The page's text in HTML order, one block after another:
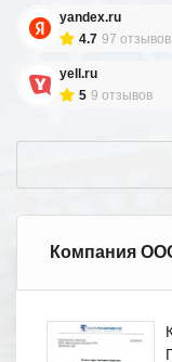
yandex.ru
4.7 97 отзывов
yell.ru
5 9 отзывов
Компания